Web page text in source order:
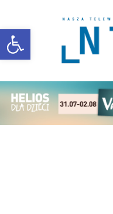
Otwórz pasek narzędzi